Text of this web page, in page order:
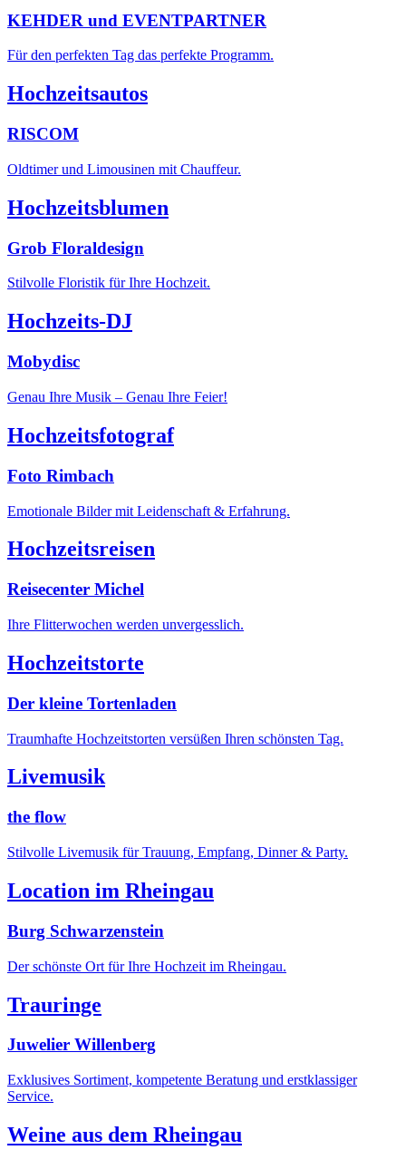
KEHDER und EVENTPARTNER
Für den perfekten Tag das perfekte Programm.
Hochzeitsautos
RISCOM
Oldtimer und Limousinen mit Chauffeur.
Hochzeitsblumen
Grob Floraldesign
Stilvolle Floristik für Ihre Hochzeit.
Hochzeits-DJ
Mobydisc
Genau Ihre Musik – Genau Ihre Feier!
Hochzeitsfotograf
Foto Rimbach
Emotionale Bilder mit Leidenschaft & Erfahrung.
Hochzeitsreisen
Reisecenter Michel
Ihre Flitterwochen werden unvergesslich.
Hochzeitstorte
Der kleine Tortenladen
Traumhafte Hochzeitstorten versüßen Ihren schönsten Tag.
Livemusik
the flow
Stilvolle Livemusik für Trauung, Empfang, Dinner & Party.
Location im Rheingau
Burg Schwarzenstein
Der schönste Ort für Ihre Hochzeit im Rheingau.
Trauringe
Juwelier Willenberg
Exklusives Sortiment, kompetente Beratung und erstklassiger
Service.
Weine aus dem Rheingau